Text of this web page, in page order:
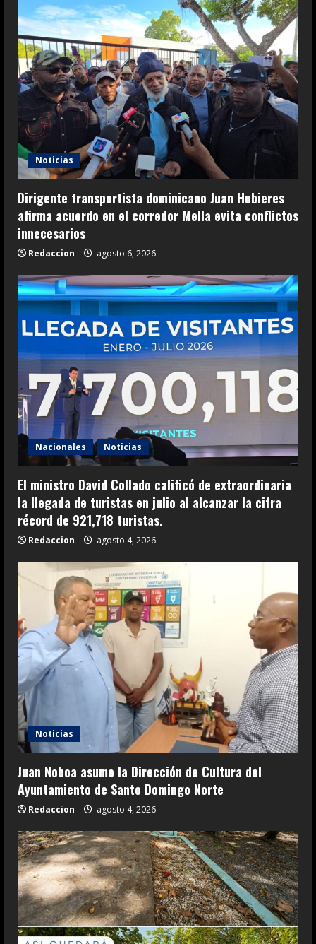
Noticias
Dirigente transportista dominicano Juan Hubieres
afirma acuerdo en el corredor Mella evita conflictos
innecesarios
Redaccion agosto 6, 2026
Nacionales Noticias
El ministro David Collado calificó de extraordinaria
la llegada de turistas en julio al alcanzar la cifra
récord de 921,718 turistas.
Redaccion agosto 4, 2026
Noticias
Juan Noboa asume la Dirección de Cultura del
Ayuntamiento de Santo Domingo Norte
Redaccion agosto 4, 2026